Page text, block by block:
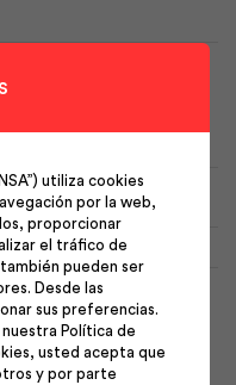
V S
1
7 8
14 15
utiliza cookies
por la web,
proporcionar
el tráfico de
pueden ser
Desde las
sus preferencias.
Política de
usted acepta que
y por parte